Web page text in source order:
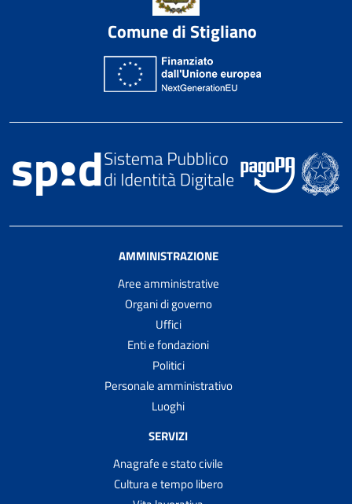
Comune di Stigliano
AMMINISTRAZIONE
Aree amministrative
Organi di governo
Uffici
Enti e fondazioni
Politici
Personale amministrativo
Luoghi
SERVIZI
Anagrafe e stato civile
Cultura e tempo libero